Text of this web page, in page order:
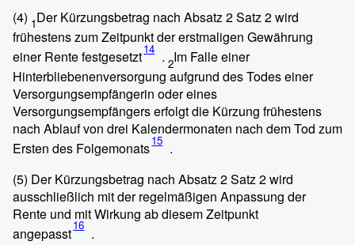
(4) 1Der Kürzungsbetrag nach Absatz 2 Satz 2 wird
frühestens zum Zeitpunkt der erstmaligen Gewährung
einer Rente festgesetzt14 . 2Im Falle einer
Hinterbliebenenversorgung aufgrund des Todes einer
Versorgungsempfängerin oder eines
Versorgungsempfängers erfolgt die Kürzung frühestens
nach Ablauf von drei Kalendermonaten nach dem Tod zum
Ersten des Folgemonats15 .
(5) Der Kürzungsbetrag nach Absatz 2 Satz 2 wird
ausschließlich mit der regelmäßigen Anpassung der
Rente und mit Wirkung ab diesem Zeitpunkt
angepasst16 .